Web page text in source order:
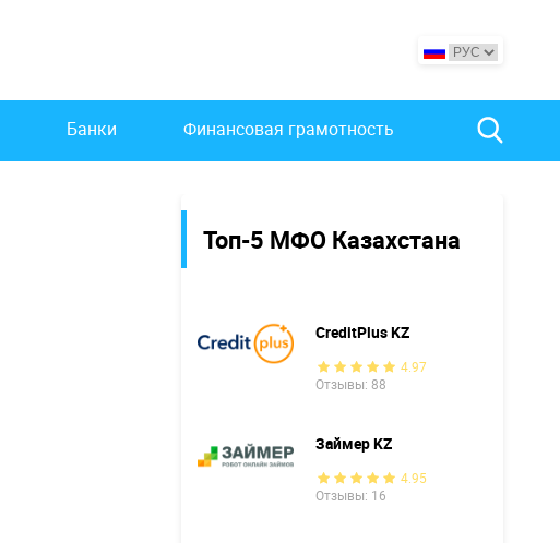
Банки Финансовая грамотность
Топ-5 МФО Казахстана
CreditPlus KZ
4.97
Отзывы: 88
Займер KZ
4.95
Отзывы: 16